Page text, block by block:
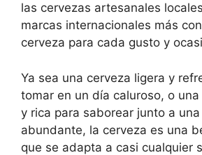
las cervezas artesanales
marcas internacionales más
cerveza para cada gusto y
Ya sea una cerveza ligera y
tomar en un día caluroso, o
y rica para saborear junto a
abundante, la cerveza es una
que se adapta a casi cualquier